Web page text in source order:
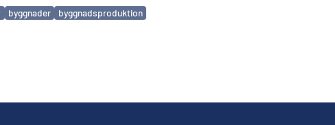
byggnader
byggnadsproduktion